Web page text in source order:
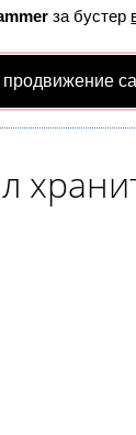
за бустер
продвижение